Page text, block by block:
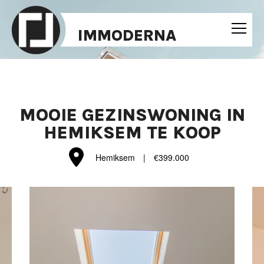
IMMODERNA
MOOIE GEZINSWONING IN
HEMIKSEM TE KOOP
Hemiksem | €399.000